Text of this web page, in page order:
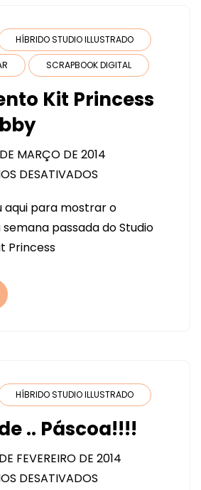
HÍBRIDO STUDIO ILLUSTRADO
SCRAPBOOK DIGITAL
Kit Princess
MARÇO DE 2014
DESATIVADOS
KIT
PRINCESS
aqui para mostrar o
passada do Studio
Princess
HÍBRIDO STUDIO ILLUSTRADO
.. Páscoa!!!!
FEVEREIRO DE 2014
DESATIVADOS